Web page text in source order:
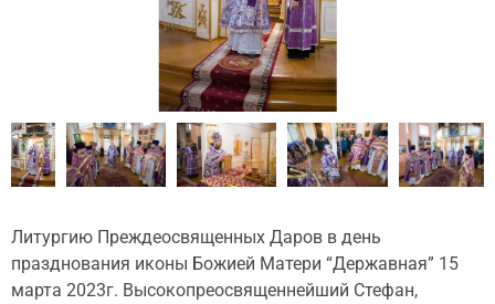
Литургию Преждеосвященных Даров в день
празднования иконы Божией Матери “Державная” 15
марта 2023г. Высокопреосвященнейший Стефан,